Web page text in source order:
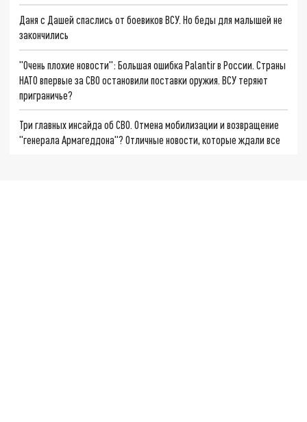
Даня с Дашей спаслись от боевиков ВСУ. Но беды для малышей не
закончились
"Очень плохие новости": Большая ошибка Palantir в России. Страны
НАТО впервые за СВО остановили поставки оружия. ВСУ теряют
приграничье?
Три главных инсайда об СВО. Отмена мобилизации и возвращение
"генерала Армагеддона"? Отличные новости, которые ждали все